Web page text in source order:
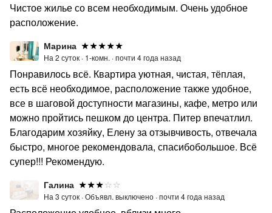
Чистое жилье со всем необходимым. Очень удобное
расположение.
Марина
На 2 суток · 1-комн. ·почти 4 года назад
Понравилось всё. Квартира уютная, чистая, тёплая,
есть всё необходимое, расположение также удобное,
все в шаговой доступности магазины, кафе, метро или
можно пройтись пешком до центра. Питер впечатлил.
Благодарим хозяйку, Елену за отзывчивость, отвечала
быстро, многое рекомендовала, спасибобольшое. Всё
супер!!! Рекомендую.
Галина
На 3 суток ·Объявл. выключено ·почти 4 года назад